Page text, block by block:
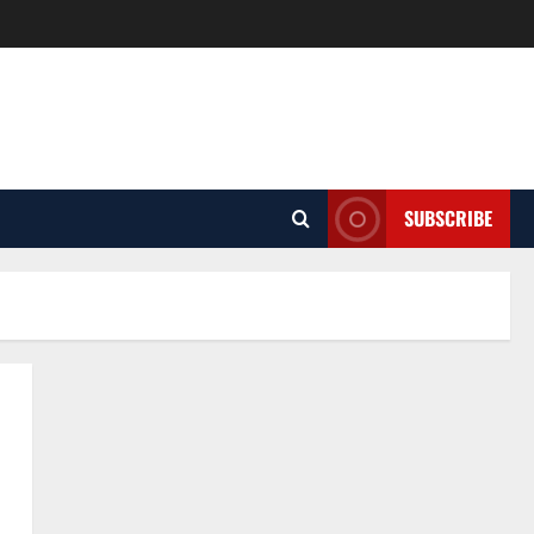
SUBSCRIBE